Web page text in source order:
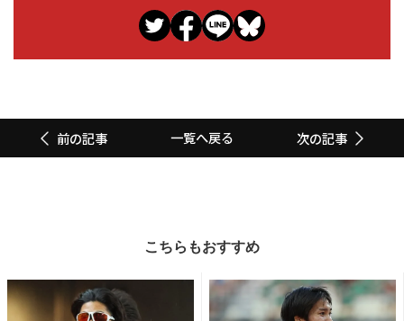
前の記事 一覧へ戻る 次の記事
こちらもおすすめ